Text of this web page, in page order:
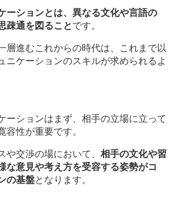
ーションとは、異なる文化や言語の
疎通を図ることです。
層進むこれからの時代は、これまで以
ニケーションのスキルが求められるよ
ーションはまず、相手の立場に立って
容性が重要です。
や交渉の場において、 相手の文化や習
な意見や考え方を受容する姿勢がコ
の基盤となります。